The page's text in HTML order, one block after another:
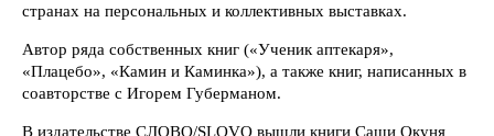
странах на персональных и коллективных выставках.
Автор ряда собственных книг («Ученик аптекаря»,
«Плацебо», «Камин и Каминка»), а также книг, написанных в
соавторстве с Игорем Губерманом.
В издательстве СЛОВО/SLOVO вышли книги Саши Окуня